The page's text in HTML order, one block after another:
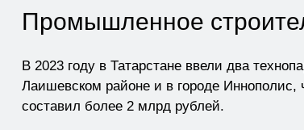
Промышленное
В 2023 году в Татарстане ввели два
Лаишевском районе и в городе
составил более 2 млрд рублей.